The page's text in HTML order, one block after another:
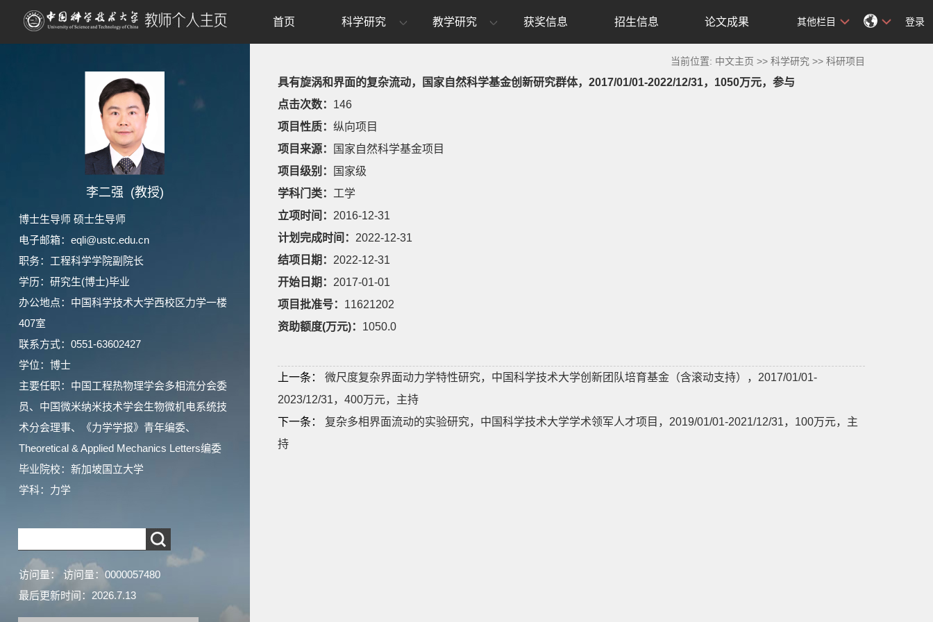
李二强 (教授)
博士生导师 硕士生导师
电子邮箱： eqli@ustc.edu.cn
职务：工程科学学院副院长
学历：研究生(博士)毕业
办公地点：中国科学技术大学西校区力学一楼
407室
联系方式：0551-63602427
学位：博士
主要任职：中国工程热物理学会多相流分会委
员、中国微米纳米技术学会生物微机电系统技
术分会理事、《力学学报》青年编委、
Theoretical & Applied Mechanics Letters编委
毕业院校：新加坡国立大学
学科：力学
访问量： 访问量：0000057480
最后更新时间： 2026.7.13
首页 科学研究 教学研究 获奖信息 招生信息 论文成果 其他栏目 登录
当前位置: 中文主页 >>科学研究 >>科研项目
具有旋涡和界面的复杂流动，国家自然科学基金创新研究群体，2017/01/01-2022/12/31，1050万元，参与
点击次数： 146
项目性质： 纵向项目
项目来源：
国家自然科学基金项目
项目级别：
国家级
学科门类： 工学
立项时间： 2016-12-31
计划完成时间： 2022-12-31
结项日期： 2022-12-31
开始日期： 2017-01-01
项目批准号： 11621202
资助额度(万元)： 1050.0
上一条：
微尺度复杂界面动力学特性研究，中国科学技术大学创新团队培育基金（含滚动支持），2017/01/01-
2023/12/31，400万元，主持
下一条：
复杂多相界面流动的实验研究，中国科学技术大学学术领军人才项目，2019/01/01-2021/12/31，100万元，主
持